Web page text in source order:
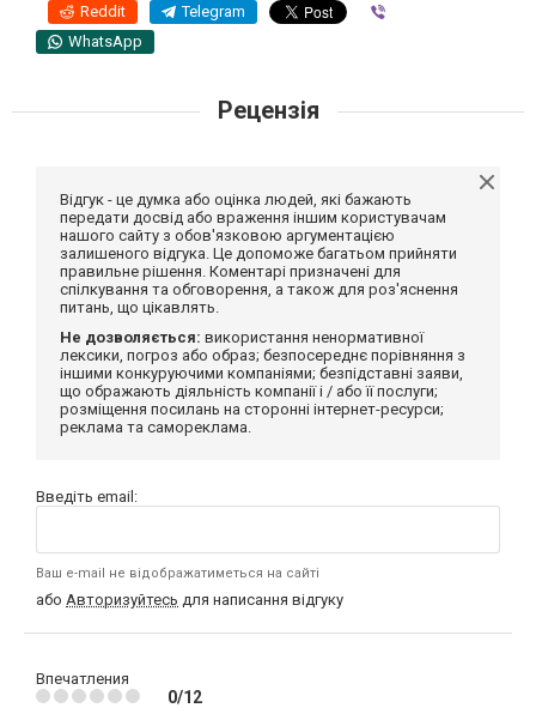
Reddit Telegram
WhatsApp
Рецензія
Відгук - це думка або оцінка людей, які бажають
передати досвід або враження іншим користувачам
нашого сайту з обов'язковою аргументацією
залишеного відгука. Це допоможе багатьом прийняти
правильне рішення. Коментарі призначені для
спілкування та обговорення, а також для роз'яснення
питань, що цікавлять.
Не дозволяється: використання ненормативної
лексики, погроз або образ; безпосереднє порівняння з
іншими конкуруючими компаніями; безпідставні заяви,
що ображають діяльність компанії і / або її послуги;
розміщення посилань на сторонні інтернет-ресурси;
реклама та самореклама.
Введіть email:
Ваш e-mail не відображатиметься на сайті
або Авторизуйтесь для написання відгуку
Впечатления
0/12